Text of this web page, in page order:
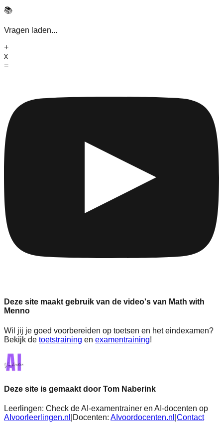
📚
Vragen laden...
+
x
=
Deze site maakt gebruik van de video's van Math with
Menno
Wil jij je goed voorbereiden op toetsen en het eindexamen?
Bekijk de toetstraining en examentraining!
Deze site is gemaakt door Tom Naberink
Leerlingen: Check de AI-examentrainer en AI-docenten op
AIvoorleerlingen.nl
Docenten: AIvoordocenten.nl Contact